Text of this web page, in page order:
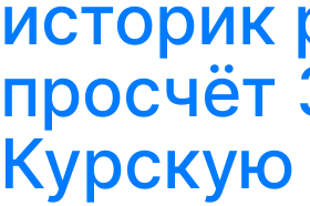
историк
просчёт
Курскую